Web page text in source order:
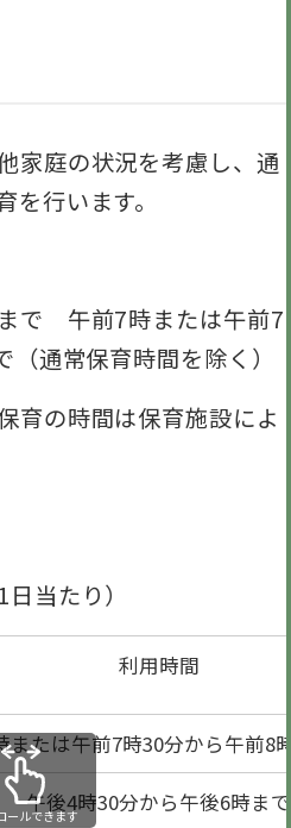
家庭の状況を考慮し、通
行います。
午前7時または午前7
通常保育時間を除く）
の時間は保育施設によ
当たり）
利用時間
または午前7時30分から午前8
午後4時30分から午後6時まで
ールできます